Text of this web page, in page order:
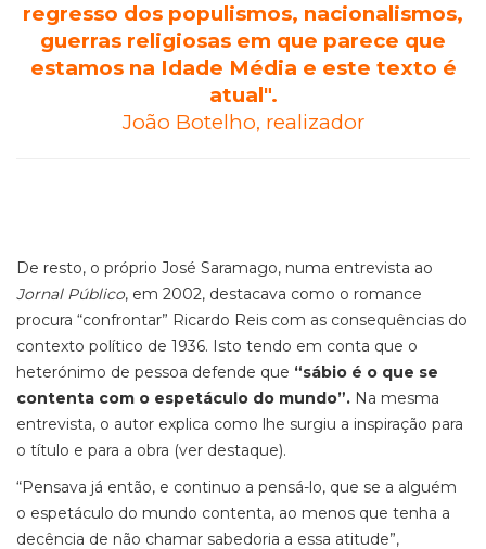
regresso dos populismos, nacionalismos,
guerras religiosas em que parece que
estamos na Idade Média e este texto é
atual".
João Botelho, realizador
De resto, o próprio José Saramago, numa entrevista ao
Jornal Público, em 2002, destacava como o romance
procura “confrontar” Ricardo Reis com as consequências do
contexto político de 1936. Isto tendo em conta que o
heterónimo de pessoa defende que “sábio é o que se
contenta com o espetáculo do mundo”. Na mesma
entrevista, o autor explica como lhe surgiu a inspiração para
o título e para a obra (ver destaque).
“Pensava já então, e continuo a pensá-lo, que se a alguém
o espetáculo do mundo contenta, ao menos que tenha a
decência de não chamar sabedoria a essa atitude”,